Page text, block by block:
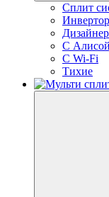
Сплит
С Алисой
C Wi-Fi
Тихие